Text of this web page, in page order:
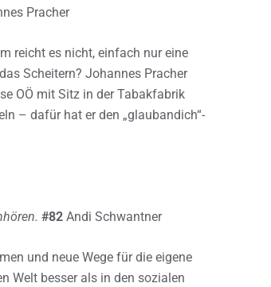
Pracher
reicht es nicht, einfach nur eine
Scheitern? Johannes Pracher
OÖ mit Sitz in der Tabakfabrik
– dafür hat er den „glaubandich“-
#82 Andi Schwantner
und neue Wege für die eigene
Welt besser als in den sozialen